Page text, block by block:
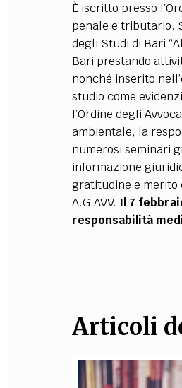
È iscritto presso
penale e tributario.
degli Studi di Bari
Bari prestando
nonché inserito
studio come
l’Ordine degli
ambientale, la
numerosi seminari
informazione
gratitudine e merito
A.G.AVV. Il 7
responsabilità
Articoli